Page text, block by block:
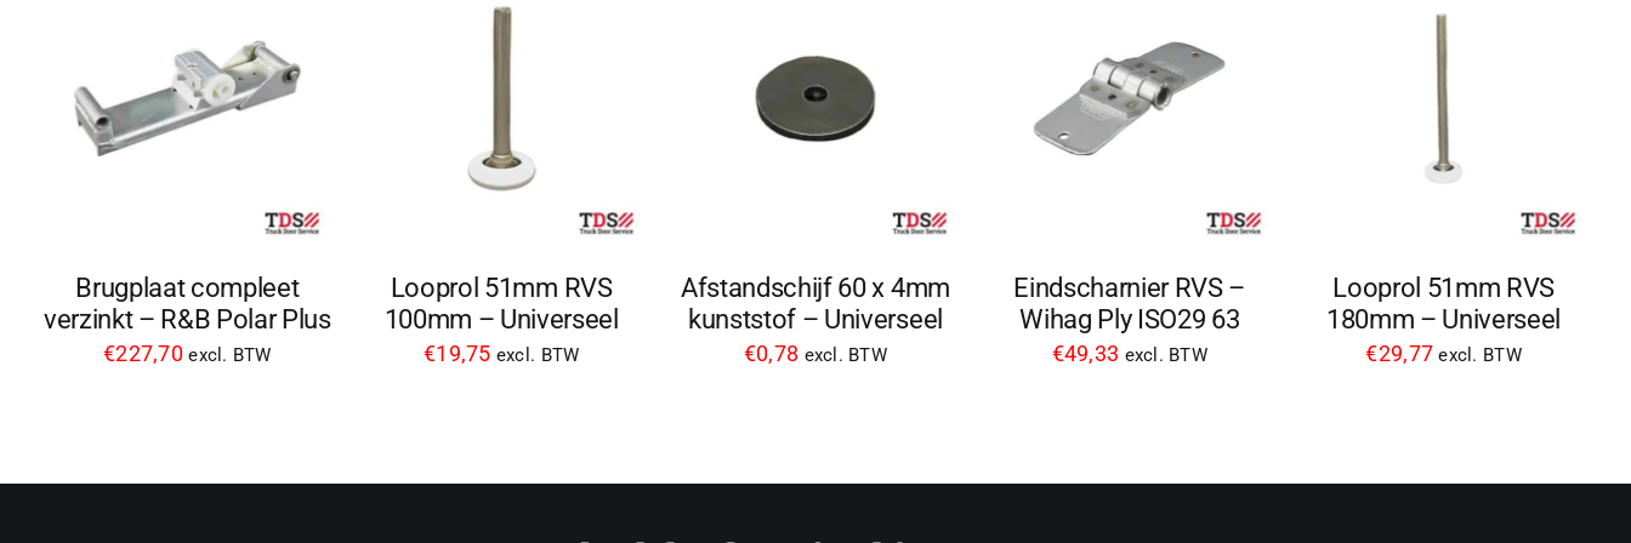
Brugplaat compleet
verzinkt – R&B Polar Plus
€227,70 excl. BTW
Looprol 51mm RVS
100mm – Universeel
€19,75 excl. BTW
Afstandschijf 60 x 4mm
kunststof – Universeel
€0,78 excl. BTW
Eindscharnier RVS –
Wihag Ply ISO29 63
€49,33 excl. BTW
Looprol 51mm RVS
180mm – Universeel
€29,77 excl. BTW